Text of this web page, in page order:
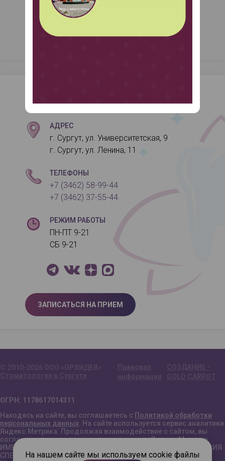
АДРЕС
г. Сургут, ул. Университетская, 9
г. Сургут, ул. Ленина, 11
ТЕЛЕФОНЫ
+7 (3462) 58-99-44
+7 (3462) 37-55-44
РЕЖИМ РАБОТЫ
ПН-ПТ 9-21
СБ 9-21
ЗАПИСАТЬСЯ НА ПРИЕМ
ОГРН: 1178617014311
Находясь на сайте, вы соглашаетесь с Политикой обработки
персональных данных . На сайте используется сервис аналитики
Яндекс.Метрика. Продолжая взаимодействие с сайтом, вы
соглашаетесь с условиями использования Яндекс.Метрики.
ИМЕЮТСЯ ПРОТИВОПОКАЗАНИЯ. НЕОБХОДИМА КОНСУЛЬТАЦИЯ
СПЕЦИАЛИСТА.
На нашем сайте мы используем cookie файлы